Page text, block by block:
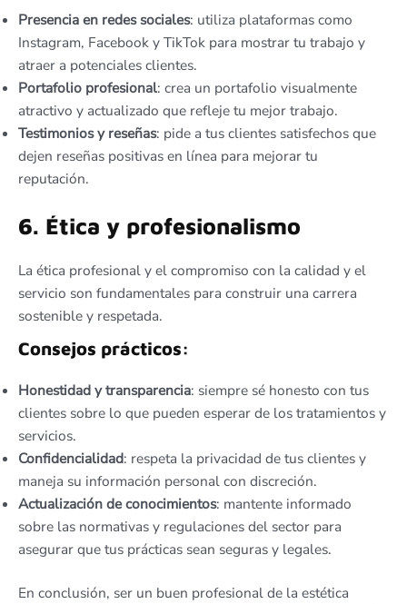
Presencia en redes sociales: utiliza plataformas como
Instagram, Facebook y TikTok para mostrar tu trabajo y
atraer a potenciales clientes.
Portafolio profesional: crea un portafolio visualmente
atractivo y actualizado que refleje tu mejor trabajo.
Testimonios y reseñas: pide a tus clientes satisfechos que
dejen reseñas positivas en línea para mejorar tu
reputación.
6. Ética y profesionalismo
La ética profesional y el compromiso con la calidad y el
servicio son fundamentales para construir una carrera
sostenible y respetada.
Consejos prácticos:
Honestidad y transparencia: siempre sé honesto con tus
clientes sobre lo que pueden esperar de los tratamientos y
servicios.
Confidencialidad: respeta la privacidad de tus clientes y
maneja su información personal con discreción.
Actualización de conocimientos: mantente informado
sobre las normativas y regulaciones del sector para
asegurar que tus prácticas sean seguras y legales.
En conclusión, ser un buen profesional de la estética